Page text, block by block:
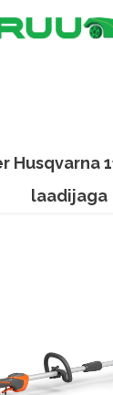
Husqvarna
laadijaga